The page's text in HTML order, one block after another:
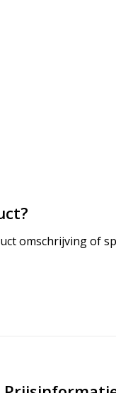
omschrijving of